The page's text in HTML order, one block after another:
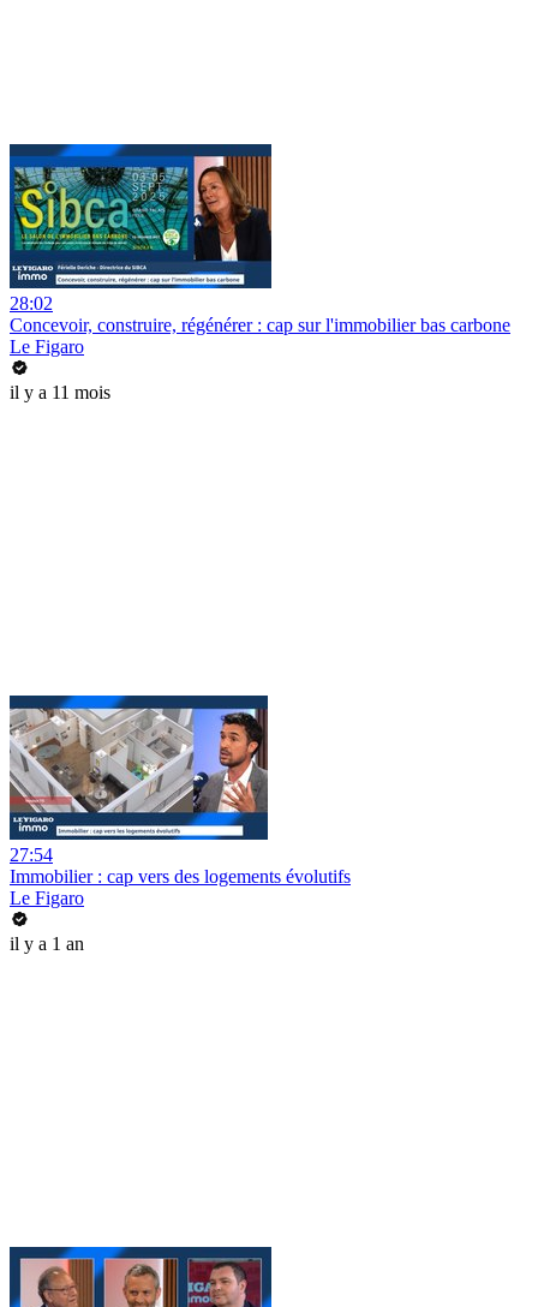
28:02
Concevoir, construire, régénérer : cap sur l'immobilier bas carbone
Le Figaro
il y a 11 mois
27:54
Immobilier : cap vers des logements évolutifs
Le Figaro
il y a 1 an